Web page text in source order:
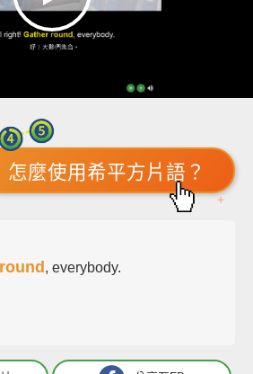
怎麼使用希平方片語？
, everybody.